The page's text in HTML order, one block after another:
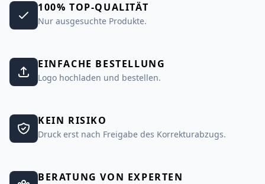
100% TOP-QUALITÄT
Nur ausgesuchte Produkte.
EINFACHE BESTELLUNG
Logo hochladen und bestellen.
KEIN RISIKO
Druck erst nach Freigabe des Korrekturabzugs.
BERATUNG VON EXPERTEN